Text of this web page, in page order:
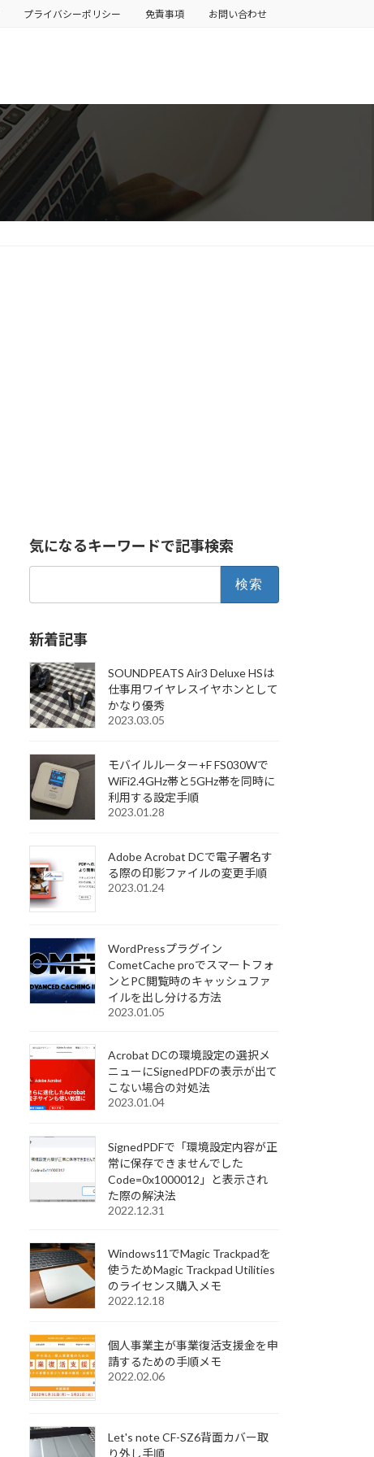
プライバシーポリシー 免責事項 お問い合わせ
気になるキーワードで記事検索
新着記事
SOUNDPEATS Air3 Deluxe HSは
仕事用ワイヤレスイヤホンとして
かなり優秀
2023.03.05
モバイルルーター+F FS030Wで
WiFi2.4GHz帯と5GHz帯を同時に
利用する設定手順
2023.01.28
Adobe Acrobat DCで電子署名す
る際の印影ファイルの変更手順
2023.01.24
WordPressプラグイン
CometCache proでスマートフォ
ンとPC閲覧時のキャッシュファ
イルを出し分ける方法
2023.01.05
Acrobat DCの環境設定の選択メ
ニューにSignedPDFの表示が出て
こない場合の対処法
2023.01.04
SignedPDFで「環境設定内容が正
常に保存できませんでした
Code=0x1000012」と表示され
た際の解決法
2022.12.31
Windows11でMagic Trackpadを
使うためMagic Trackpad Utilities
のライセンス購入メモ
2022.12.18
個人事業主が事業復活支援金を申
請するための手順メモ
2022.02.06
Let's note CF-SZ6背面カバー取
り外し手順